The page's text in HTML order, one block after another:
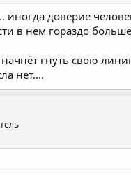
иногда доверие
в нем гораздо
гнуть свою
нет....